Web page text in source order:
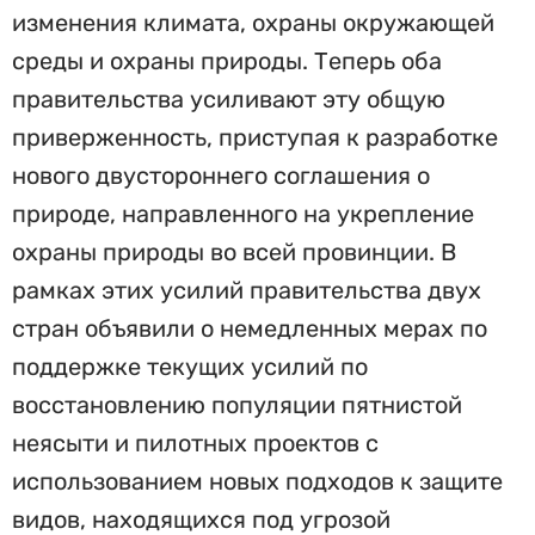
изменения климата, охраны окружающей
среды и охраны природы. Теперь оба
правительства усиливают эту общую
приверженность, приступая к разработке
нового двустороннего соглашения о
природе, направленного на укрепление
охраны природы во всей провинции. В
рамках этих усилий правительства двух
стран объявили о немедленных мерах по
поддержке текущих усилий по
восстановлению популяции пятнистой
неясыти и пилотных проектов с
использованием новых подходов к защите
видов, находящихся под угрозой